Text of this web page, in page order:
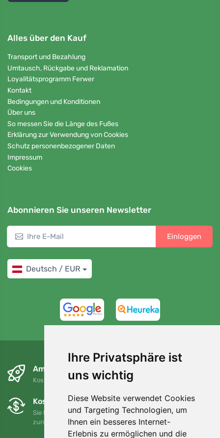
Ihre Privatsphäre ist
uns wichtig
Diese Website verwendet Cookies
und Targeting Technologien, um
Ihnen ein besseres Internet-
Erlebnis zu ermöglichen und die
Alles über den Kauf
Transport und Bezahlung
Umtausch, Rückgabe und Reklamation
Loyalitätsprogramm Ferwer
Kontakt
Bedingungen und Konditionen
Über uns
So messen Sie die Länge des Fußes
Erklärung zur Verwendung von Cookies
Schutz personenbezogener Daten
Impressum
Cookies
Abonnieren Sie unseren Newsletter
Einloggen
Deutsch / EUR
Am nächsten Tag und kostenlos
Kostenloser Versand für Bestellungen über 80 EUR
Kostenloser Umtausch und Rückgabe
Sie können Ihre Bestellung jederzeit innerhalb von 90 Tagen
zurückgeben oder umtauschen.